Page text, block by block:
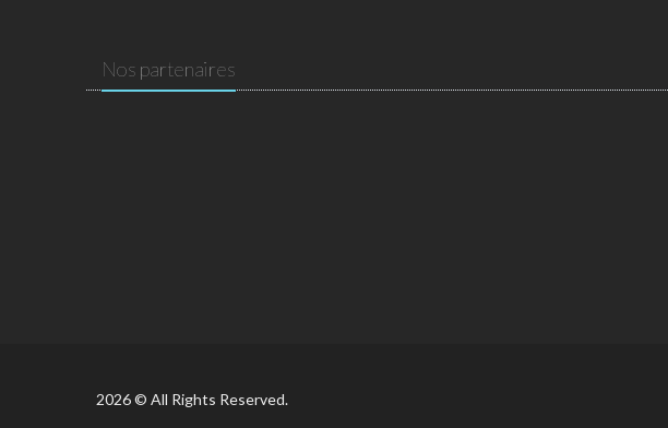
Nos partenaires
2026 © All Rights Reserved.